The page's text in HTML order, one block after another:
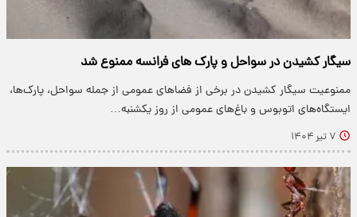
سیگار کشیدن در سواحل و پارک های فرانسه ممنوع شد
ممنوعیت سیگار کشیدن در برخی از فضاهای عمومی از جمله سواحل، پارک‌ها،
ایستگاه‌های اتوبوس و باغ‌های عمومی از روز یکشنبه…
۷ تیر ۱۴۰۴